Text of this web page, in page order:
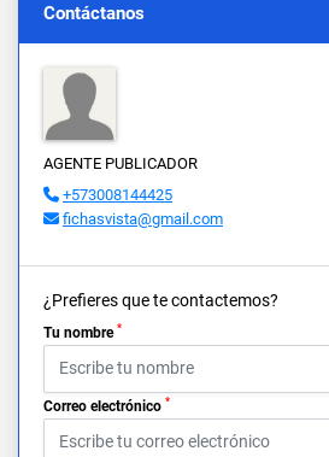
Contáctanos
AGENTE PUBLICADOR
+573008144425
fichasvista@gmail.com
¿Prefieres que te contactemos?
Tu nombre *
Correo electrónico *